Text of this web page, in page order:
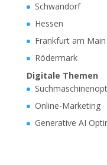
Schwandorf
Hessen
Frankfurt am Main
Rödermark
Digitale Themen
Online-Marketing
Generative AI